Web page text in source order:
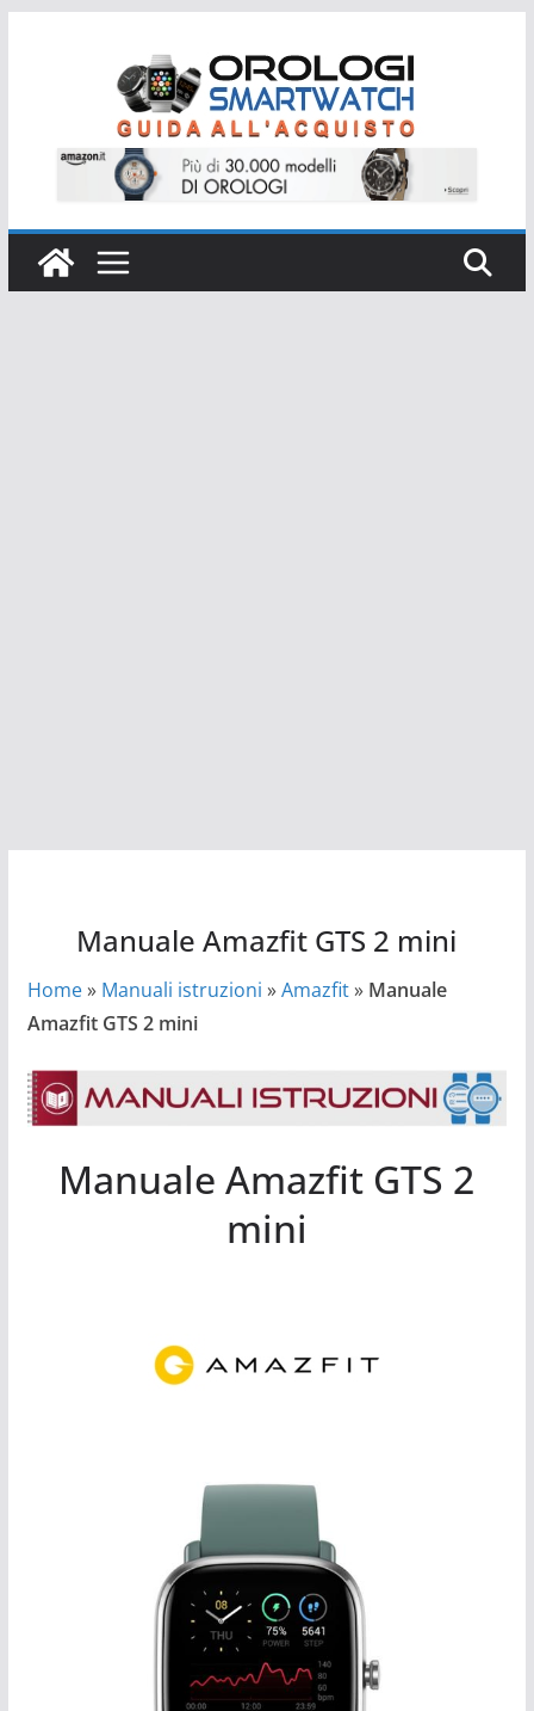
Manuale Amazfit GTS 2 mini
Home» Manuali istruzioni »Amazfit» Manuale
Amazfit GTS 2 mini
Manuale Amazfit GTS 2
mini